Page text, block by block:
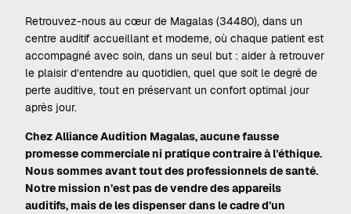
Retrouvez-nous au cœur de Magalas (34480), dans un
centre auditif accueillant et moderne, où chaque patient est
accompagné avec soin, dans un seul but : aider à retrouver
le plaisir d’entendre au quotidien, quel que soit le degré de
perte auditive, tout en préservant un confort optimal jour
après jour.
Chez Alliance Audition Magalas, aucune fausse
promesse commerciale ni pratique contraire à l’éthique.
Nous sommes avant tout des professionnels de santé.
Notre mission n’est pas de vendre des appareils
auditifs, mais de les dispenser dans le cadre d’un